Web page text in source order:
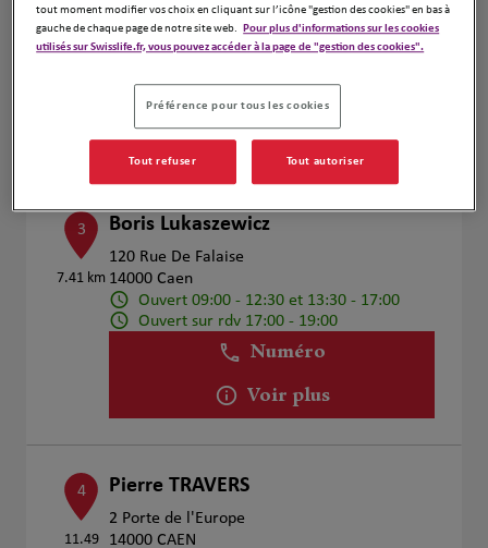
6.74 km
26 La Planche A La Housse
14680 Fresney Le Puceux
Ouvert 09:00 - 12:00 et 13:00 - 18:00
Numéro
Voir plus
3
7.41 km
Boris Lukaszewicz
120 Rue De Falaise
14000 Caen
Ouvert 09:00 - 12:30 et 13:30 - 17:00
Ouvert sur rdv 17:00 - 19:00
Numéro
Voir plus
4
11.49
Pierre TRAVERS
2 Porte de l'Europe
14000 CAEN
tout moment modifier vos choix en cliquant sur l’icône "gestion des cookies" en bas à
gauche de chaque page de notre site web.
Pour plus d'informations sur les cookies
utilisés sur Swisslife.fr, vous pouvez accéder à la page de "gestion des cookies".
Préférence pour tous les cookies
Tout refuser Tout autoriser